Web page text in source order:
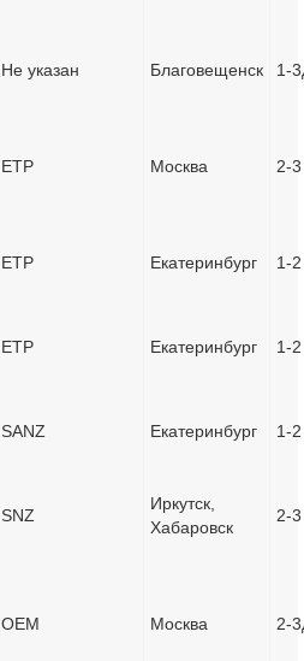
Не указан Благовещенск 1-
ETP Москва 2-
ETP Екатеринбург 1-
ETP Екатеринбург 1-
SANZ Екатеринбург 1-
SNZ
Иркутск,
Хабаровск
2-
OEM Москва 2-